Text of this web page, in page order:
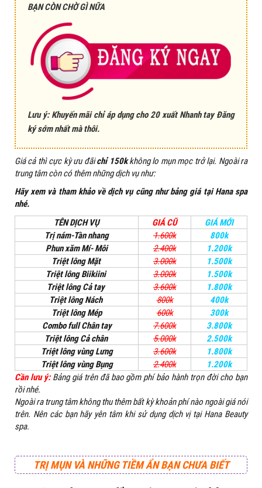
BẠN CÒN CHỜ GÌ NỮA
Lưu ý: Khuyến mãi chỉ áp dụng cho 20 xuất Nhanh tay Đăng
ký sớm nhất mà thôi.
Giá cả thì cực kỳ ưu đãichỉ 150kkhông lo mụn mọc trở lại. Ngoài ra
trung tâm còn có thêm những dịch vụ như:
Hãy xem và tham khảo về dịch vụ cũng như bảng giá tại Hana spa
nhé.
TÊN DỊCH VỤ
GIÁ CŨ
GIÁ MỚI
Trị nám-Tàn nhang
1.600k
800k
Phun xăm Mí- Môi
2.400k
1.200k
Triệt lông Mặt
3.000k
1.500k
Triệt lông Biikiini
3.000k
1.500k
Triệt lông Cả tay
3.600k
1.800k
Triệt lông Nách
800k
400k
Triệt lông Mép
600k
300k
Combo full Chân tay
7.600k
3.800k
Triệt lông Cả chân
5.000k
2.500k
Triệt lông vùng Lưng
3.600k
1.800k
Triệt lông vùng Bụng
2.400k
1.200k
Cần lưu ý: Bảng giá trên đã bao gồm phí bảo hành trọn đời cho bạn
rồi nhé.
Ngoài ra trung tâm không thu thêm bất kỳ khoản phí nào ngoài giá nói
trên. Nên các bạn hãy yên tâm khi sử dụng dịch vị tại Hana Beauty
spa.
TRỊ MỤN VÀ NHỮNG TIỀM ẨN BẠN CHƯA BIẾT